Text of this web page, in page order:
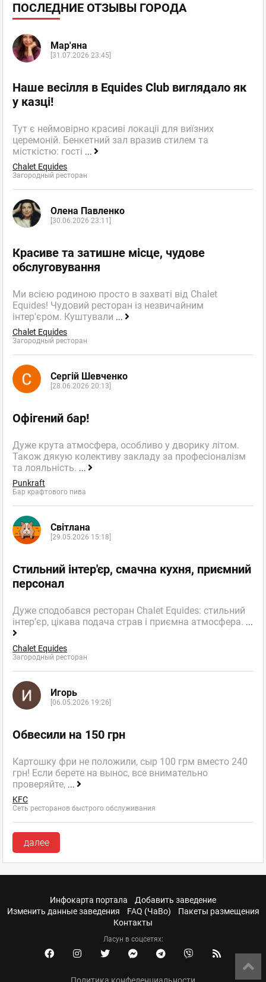
ПОСЛЕДНИЕ ОТЗЫВЫ ГОРОДА
Мар'яна
[31.07.2026 23:45]
Наше весілля в Equides Club виглядало як
у казці!
Тут є неймовірно красиві локаціі для виїзних
церемоній. Бенкетний зал вразив стилем та
місткістю: гості ...
Chalet Equides
Загородный ресторан
Олена Павленко
[30.06.2026 23:11]
Красиве та затишне місце, чудове
обслуговування
Ми всією родиною просто в захваті від Chalet
Equides! Чудовий ресторан із незвичайним
інтер'єром. Куштували ...
Chalet Equides
Загородный ресторан
Сергій Шевченко
[28.06.2026 20:13]
Офігений бар!
Дуже крута атмосфера, особливо у дворику літом.
Також дякую колективу закладу за професіоналізм
та лояльність. ...
Punkraft
Бар крафтового пива
Світлана
[29.05.2026 15:18]
Стильний інтер'єр, смачна кухня, приємний
персонал
Дуже сподобався ресторан Chalet Equides: стильний
інтер’єр, цікава подача страв і приємна атмосфера. ...
Chalet Equides
Загородный ресторан
Игорь
[06.05.2026 19:26]
Обвесили на 150 грн
Картошку фри не положили, сыр 100 грм вместо 240
грн! Если берете на вынос, все внимательно
проверяйте, ...
KFC
Сеть ресторанов быстрого обслуживания
далее
Инфокарта портала
Добавить заведение
Изменить данные заведения
FAQ (ЧаВо)
Пакеты размещения
Контакты
Ласун в соцсетях: